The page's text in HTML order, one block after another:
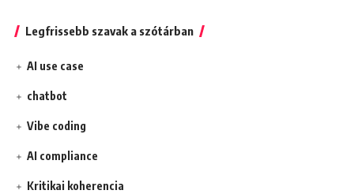
Legfrissebb szavak a szótárban
AI use case
chatbot
Vibe coding
AI compliance
Kritikai koherencia